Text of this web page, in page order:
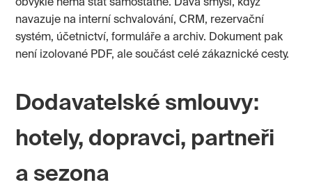
obvykle nemá stát samostatně. Dává smysl, když
navazuje na interní schvalování, CRM, rezervační
systém, účetnictví, formuláře a archiv. Dokument pak
není izolované PDF, ale součást celé zákaznické cesty.
Dodavatelské smlouvy:
hotely, dopravci, partneři
a sezona